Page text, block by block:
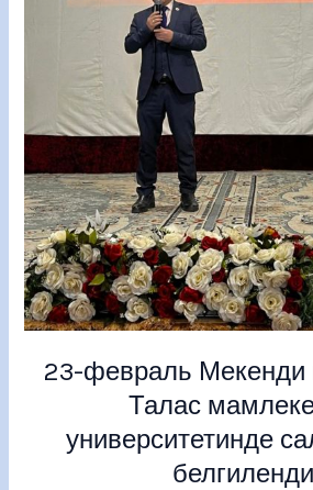
23-февраль Мекенди
Талас
университетинде